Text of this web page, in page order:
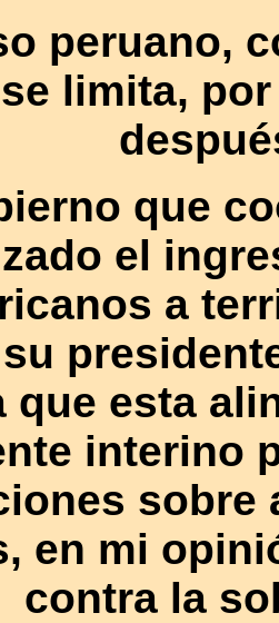
peruano,
limita,
que
el
a
que esta
interino
sobre
en mi
contra la